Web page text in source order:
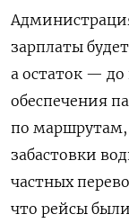
зарплаты
а остаток —
обеспечения
по
забастовки
частных
что рейсы